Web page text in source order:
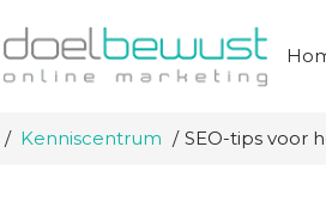
Kenniscentrum SEO-tips voor